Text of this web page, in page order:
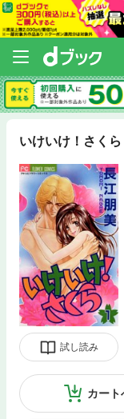
いけいけ！さくら
試し読み
カート